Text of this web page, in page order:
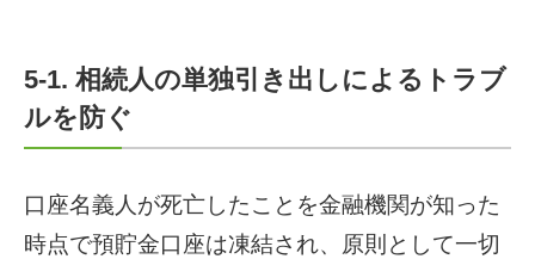
5-1. 相続人の単独引き出しによるトラブ
ルを防ぐ
口座名義人が死亡したことを金融機関が知った
時点で預貯金口座は凍結され、原則として一切